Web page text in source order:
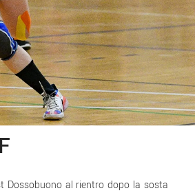
Dossobuono al rientro dopo la sosta